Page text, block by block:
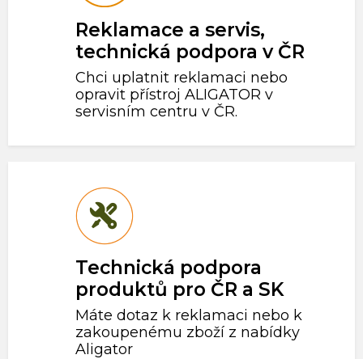
Reklamace a servis,
technická podpora v ČR
Chci uplatnit reklamaci nebo
opravit přístroj ALIGATOR v
servisním centru v ČR.
Technická podpora
produktů pro ČR a SK
Máte dotaz k reklamaci nebo k
zakoupenému zboží z nabídky
Aligator